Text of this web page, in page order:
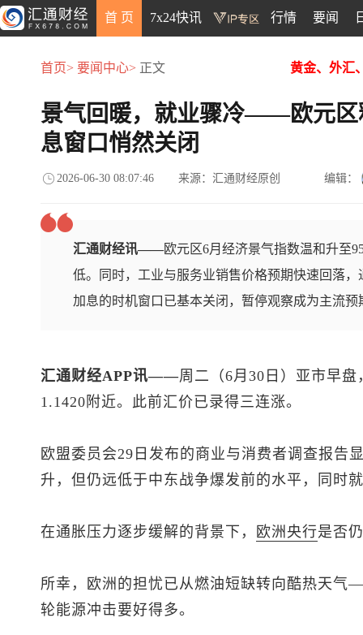
首 页 7x24快讯 行情 要闻
首页> 要闻中心> 正文 黄金、外汇
景气回暖，就业骤冷——欧元区
息窗口悄然关闭
2026-06-30 08:07:46 来源：汇通财经原创 编辑：
汇通财经讯——欧元区6月经济景气指数温和升至
低。同时，工业与服务业销售价格预期快速回落
加息的时机窗口已基本关闭，暂停观察成为主流预
汇通财经APP讯——周二（6月30日）亚市早盘
1.1420附近。此前汇价已录得三连涨。
欧盟委员会29日发布的商业与消费者调查报告
升，但仍远低于中东战争爆发前的水平，同时
在通胀压力逐步缓解的背景下， 欧洲央行是否
所幸，欧洲的担忧已从燃油短缺转向酷热天
轮能源冲击要好得多。